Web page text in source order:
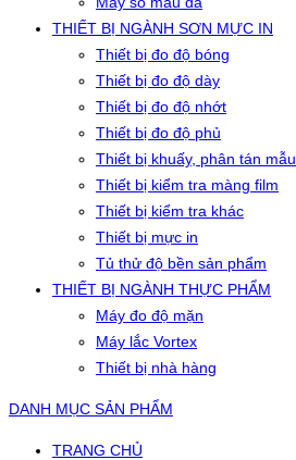
THIẾT BỊ NGÀNH SƠN MỰC IN
Thiết bị đo độ bóng
Thiết bị đo độ dày
Thiết bị đo độ nhớt
Thiết bị đo độ phủ
Thiết bị khuấy, phân tán mẫu
Thiết bị kiểm tra màng film
Thiết bị kiểm tra khác
Thiết bị mực in
Tủ thử độ bền sản phẩm
THIẾT BỊ NGÀNH THỰC PHẨM
Máy đo độ mặn
Máy lắc Vortex
Thiết bị nhà hàng
DANH MỤC SẢN PHẨM
TRANG CHỦ